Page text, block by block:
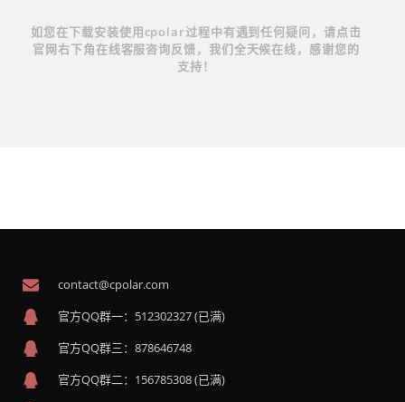
如您在下载安装使用cpolar过程中有遇到任何疑问，请点击
官网右下角在线客服咨询反馈，我们全天候在线，感谢您的
支持！
contact@cpolar.com
官方QQ群一：512302327 (已满)
官方QQ群三：878646748
官方QQ群二：156785308 (已满)